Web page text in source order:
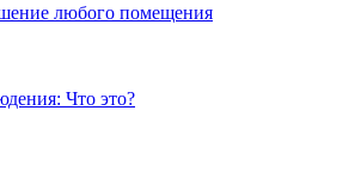
любого помещения
Что это?